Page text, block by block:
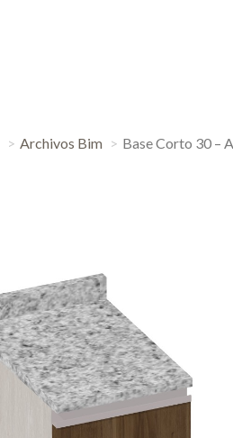
Archivos Bim
Base Corto 30 –